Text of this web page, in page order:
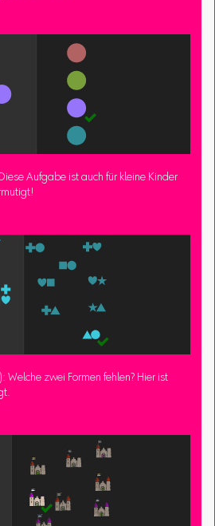
Aufgabe ist auch für kleine Kinder
Welche zwei Formen fehlen? Hier ist